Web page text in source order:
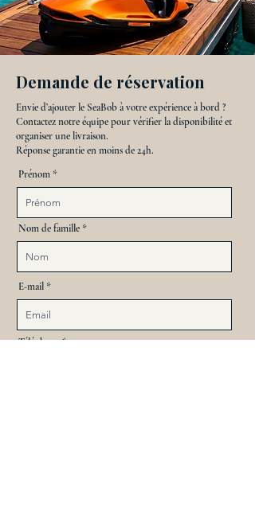
Demande de réservation
Envie d’ajouter le SeaBob à votre expérience à bord ?
Contactez notre équipe pour vérifier la disponibilité et
organiser une livraison.
Réponse garantie en moins de 24h.
Prénom
Nom de famille
E-mail
Téléphone